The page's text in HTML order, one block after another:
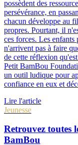
possèdent des
persévérance, en
chacun développe au
propres. Pourtant, il
ces forces. Les
n'arrivent pas à faire
de cette réflexion
Petit BamBou
un outil ludique pour
confiance en eux et
Lire l'article
Jeunesse
Retrouvez toutes
BamBou